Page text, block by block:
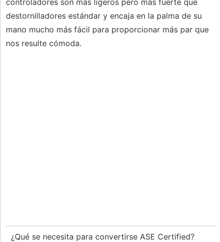
controladores son más ligeros pero más fuerte que
destornilladores estándar y encaja en la palma de su
mano mucho más fácil para proporcionar más par que
nos resulte cómoda.
¿Qué se necesita para convertirse ASE Certified?